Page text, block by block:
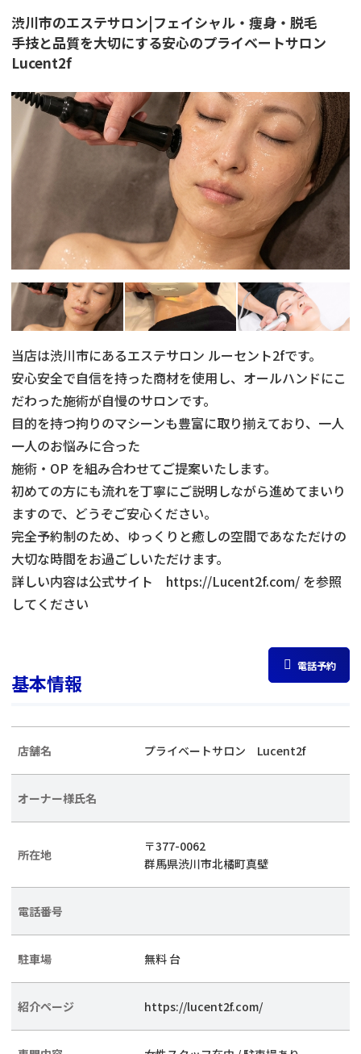
渋川市のエステサロン|フェイシャル・痩身・脱毛
手技と品質を大切にする安心のプライベートサロン
Lucent2f
当店は渋川市にあるエステサロン ルーセント2fです。
安心安全で自信を持った商材を使用し、オールハンドにこ
だわった施術が自慢のサロンです。
目的を持つ拘りのマシーンも豊富に取り揃えており、一人
一人のお悩みに合った
施術・OP を組み合わせてご提案いたします。
初めての方にも流れを丁寧にご説明しながら進めてまいり
ますので、どうぞご安心ください。
完全予約制のため、ゆっくりと癒しの空間であなただけの
大切な時間をお過ごしいただけます。
詳しい内容は公式サイト https://Lucent2f.com/ を参照
してください
電話予約
基本情報
店舗名 プライベートサロン Lucent2f
オーナー様氏名
所在地
〒377-0062
群馬県渋川市北橘町真壁
電話番号
駐車場 無料 台
紹介ページ https://lucent2f.com/